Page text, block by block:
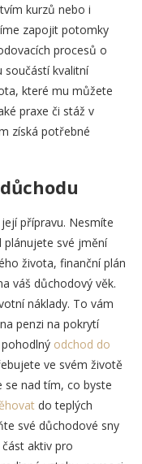
kurzů nebo i
zapojit potomky
procesů o
kvalitní
které mu můžete
praxe či stáž v
získá potřebné
přípravu. Nesmíte
plánujete své jmění
života, finanční plán
váš důchodový věk.
náklady. To vám
penzi na pokrytí
odchod do
ve svém životě
se nad tím, co byste
do teplých
své důchodové sny
aktiv pro